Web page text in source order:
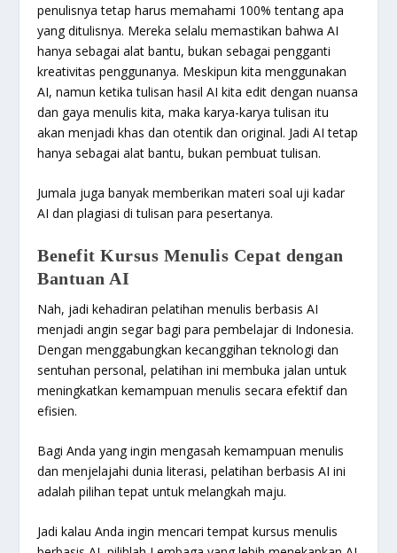
penulisnya tetap harus memahami 100% tentang apa
yang ditulisnya. Mereka selalu memastikan bahwa AI
hanya sebagai alat bantu, bukan sebagai pengganti
kreativitas penggunanya. Meskipun kita menggunakan
AI, namun ketika tulisan hasil AI kita edit dengan nuansa
dan gaya menulis kita, maka karya-karya tulisan itu
akan menjadi khas dan otentik dan original. Jadi AI tetap
hanya sebagai alat bantu, bukan pembuat tulisan.
Jumala juga banyak memberikan materi soal uji kadar
AI dan plagiasi di tulisan para pesertanya.
Benefit Kursus Menulis Cepat dengan
Bantuan AI
Nah, jadi kehadiran pelatihan menulis berbasis AI
menjadi angin segar bagi para pembelajar di Indonesia.
Dengan menggabungkan kecanggihan teknologi dan
sentuhan personal, pelatihan ini membuka jalan untuk
meningkatkan kemampuan menulis secara efektif dan
efisien.
Bagi Anda yang ingin mengasah kemampuan menulis
dan menjelajahi dunia literasi, pelatihan berbasis AI ini
adalah pilihan tepat untuk melangkah maju.
Jadi kalau Anda ingin mencari tempat kursus menulis